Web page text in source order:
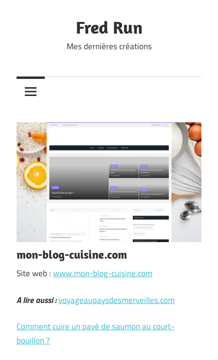
Fred Run
Mes dernières créations
mon-blog-cuisine.com
Site web :www.mon-blog-cuisine.com
A lire aussi :voyageaupaysdesmerveilles.com
Comment cuire un pavé de saumon au court-
bouillon ?